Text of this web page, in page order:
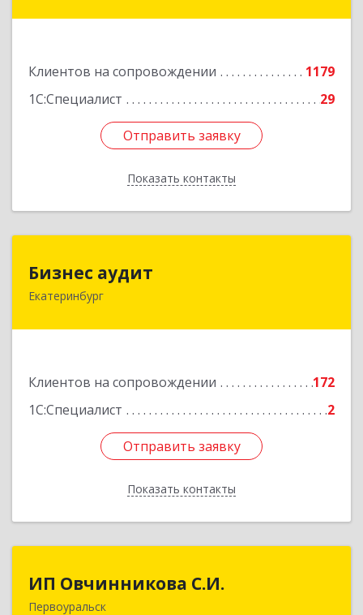
Клиентов на сопровождении
1179
1С:Специалист
29
Отправить заявку
Показать контакты
Отправить заявку
Назад
Бизнес аудит
Екатеринбург
Клиентов на сопровождении
172
1С:Специалист
2
Отправить заявку
Показать контакты
620062, Свердловская обл, Екатеринбург г,
Отправить заявку
Назад
ИП Овчинникова С.И.
Первоуральск
623119, Свердловская обл, Первоуральск г,